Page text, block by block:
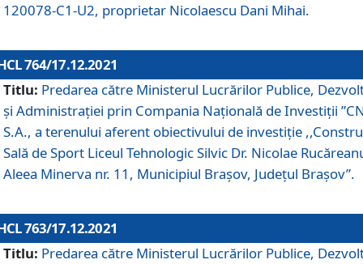
120078-C1-U2, proprietar Nicolaescu Dani Mihai.
764/17.12.2021
Titlu: Predarea către Ministerul Lucrărilor Publice,
și Administrației prin Compania Naţională de Investiţii
S.A., a terenului aferent obiectivului de investiţie
Sală de Sport Liceul Tehnologic Silvic Dr. Nicolae
Aleea Minerva nr. 11, Municipiul Brașov, Județul Brașov”.
763/17.12.2021
Titlu: Predarea către Ministerul Lucrărilor Publice,